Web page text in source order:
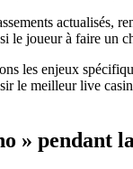
actualisés,
le joueur à faire
les enjeux
le meilleur live
» pendant